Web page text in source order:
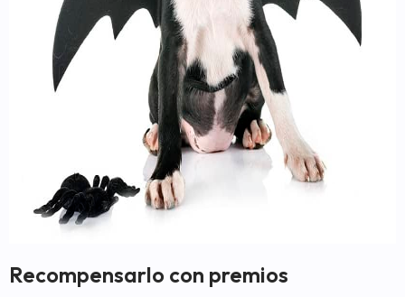
Recompensarlo con premios